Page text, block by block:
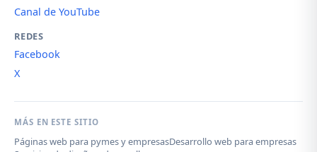
Canal de YouTube
REDES
Facebook
X
MÁS EN ESTE SITIO
Páginas web para pymes y empresasDesarrollo web para empresas